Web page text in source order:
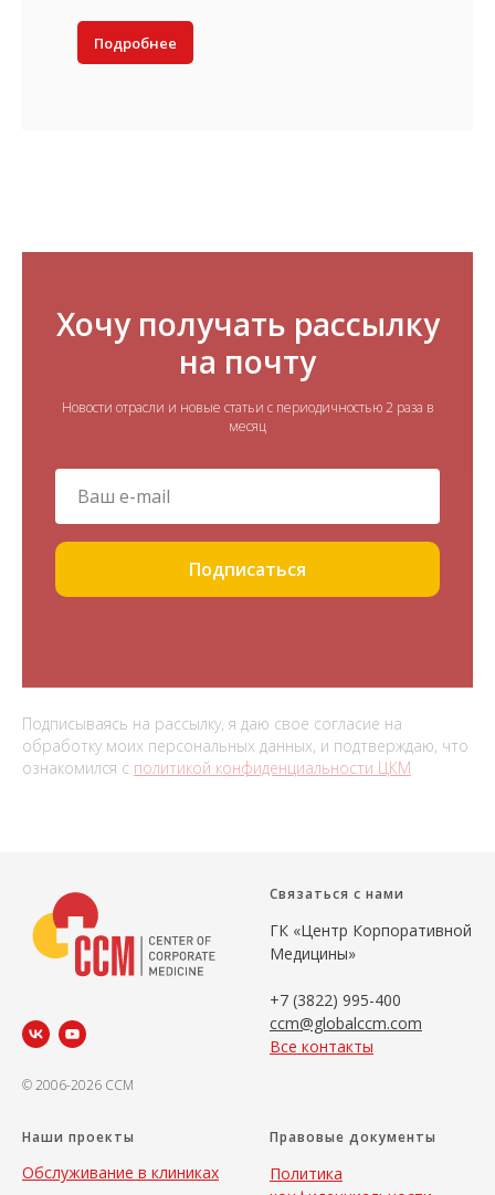
Подробнее
Хочу получать рассылку
на почту
Новости отрасли и новые статьи с периодичностью 2 раза в
месяц
Подписаться
Подписываясь на рассылку, я даю свое согласие на
обработку моих персональных данных, и подтверждаю, что
ознакомился с политикой конфиденциальности ЦКМ
© 2006-2026 CCM
Связаться с нами
ГК «Центр Корпоративной
Медицины»
+7 (3822) 995-400
ccm@globalccm.com
Все контакты
Наши проекты
Обслуживание в клиниках
Правовые документы
Политика